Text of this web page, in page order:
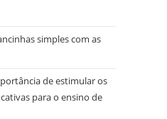
simples com as
de estimular os
para o ensino de